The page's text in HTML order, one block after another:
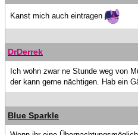
Kanst mich auch eintragen
DrDerrek
Ich wohn zwar ne Stunde weg von
der kann gerne nächtigen. Hab ein
Blue Sparkle